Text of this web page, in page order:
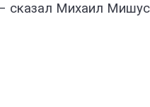
сказал Михаил